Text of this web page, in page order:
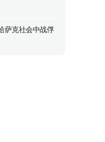
克社会中战俘